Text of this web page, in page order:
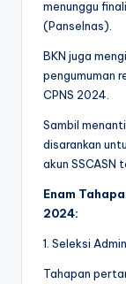
menunggu
(Panselnas).
BKN juga
pengumuman
CPNS 2024.
Sambil
disarankan
akun SSCASN
Enam
2024:
1. Seleksi
Tahapan